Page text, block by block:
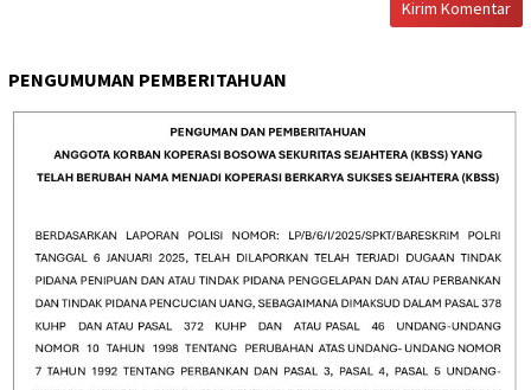
PENGUMUMAN PEMBERITAHUAN